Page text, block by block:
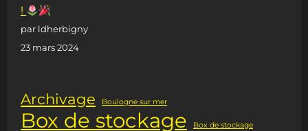
!
par ldherbigny
23 mars 2024
Archivage Boulogne sur mer
Box de stockage Box de stockage